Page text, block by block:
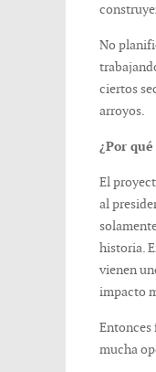
No
ciertos
arroyos.
¿Por
El
al
historia.
vienen
impacto
Entonces
mucha